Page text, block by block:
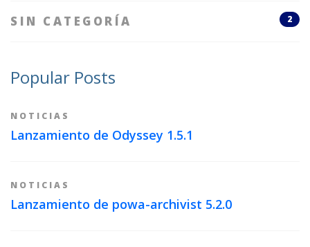
SIN CATEGORÍA 2
Popular Posts
NOTICIAS
Lanzamiento de Odyssey 1.5.1
NOTICIAS
Lanzamiento de powa-archivist 5.2.0